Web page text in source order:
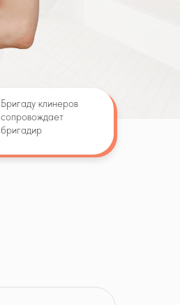
Бригаду клинеров
сопровождает
бригадир